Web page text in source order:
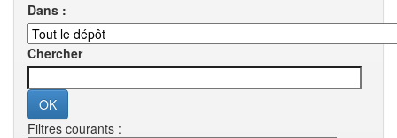
Dans :
Chercher
Filtres courants :